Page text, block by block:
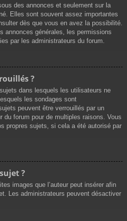
des annonces et seulement sur la
Elles sont souvent assez importantes
dès que vous en avez la possibilité.
annonces générales, les permissions
par les administrateurs du forum.
?
dans lesquels les utilisateurs ne
les sondages sont
peuvent être verrouillés par un
du forum pour de multiples raisons. Vous
propres sujets, si cela a été autorisé par
?
images que l’auteur peut insérer afin
Les administrateurs peuvent désactiver